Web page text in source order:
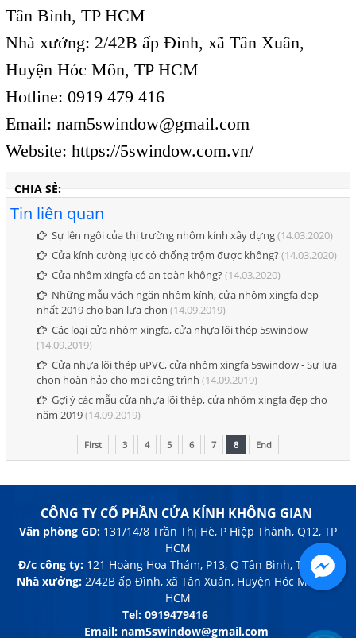
Tân Bình, TP HCM
Nhà xưởng: 2/42B ấp Đình, xã Tân Xuân,
Huyện Hóc Môn, TP HCM
Hotline: 0919 479 416
Email: nam5swindow@gmail.com
Website: https://5swindow.com.vn/
CHIA SẺ:
Tin liên quan
Sự lên ngôi của thị trường nhôm kính xây dựng(14.03.2020)
Cửa kính cường lực có chống trộm được không? (14.03.2020)
Cửa nhôm xingfa có an toàn không? (14.03.2020)
Những mẫu vách ngăn nhôm kính, cửa nhôm xingfa đẹp
nhất 2019 cho bạn lựa chọn (14.09.2019)
Các loại cửa nhôm xingfa, cửa nhựa lõi thép 5swindow
(14.09.2019)
Cửa nhựa lõi thép uPVC, cửa nhôm xingfa 5swindow - Sự lựa
chọn hoàn hảo cho mọi công trình (14.09.2019)
Gợi ý các mẫu cửa nhựa lõi thép, cửa nhôm xingfa đẹp cho
năm 2019(14.09.2019)
First 3 4 5 6 7 8 End
CÔNG TY CỔ PHẦN CỬA KÍNH KHÔNG GIAN
Văn phòng GD:131/14/8 Trần Thị Hè, P Hiệp Thành, Q12, TP
HCM
Đ/c công ty: 121 Hoàng Hoa Thám, P13, Q Tân Bình, TP HCM
Nhà xưởng: 2/42B ấp Đình, xã Tân Xuân, Huyện Hóc Môn, TP
HCM
Tel: 0919479416
Email: nam5swindow@gmail.com